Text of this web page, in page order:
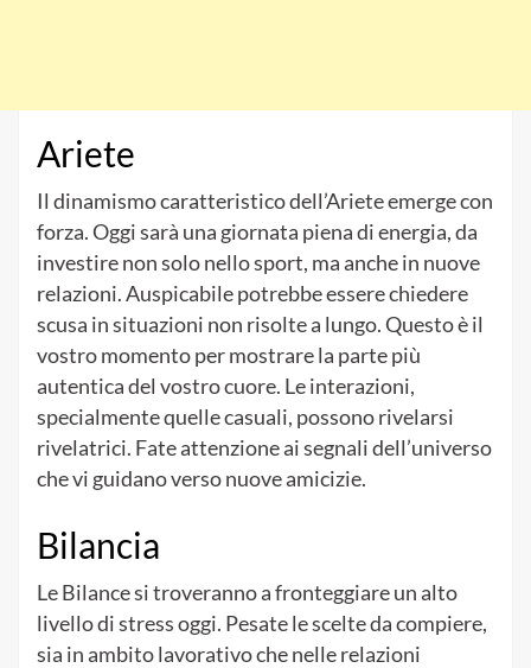
Ariete
Il dinamismo caratteristico dell’Ariete emerge con
forza. Oggi sarà una giornata piena di energia, da
investire non solo nello sport, ma anche in nuove
relazioni. Auspicabile potrebbe essere chiedere
scusa in situazioni non risolte a lungo. Questo è il
vostro momento per mostrare la parte più
autentica del vostro cuore. Le interazioni,
specialmente quelle casuali, possono rivelarsi
rivelatrici. Fate attenzione ai segnali dell’universo
che vi guidano verso nuove amicizie.
Bilancia
Le Bilance si troveranno a fronteggiare un alto
livello di stress oggi. Pesate le scelte da compiere,
sia in ambito lavorativo che nelle relazioni